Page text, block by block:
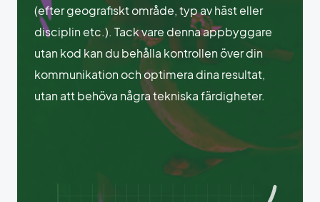
(efter geografiskt område, typ av häst eller
disciplin etc.). Tack vare denna appbyggare
utan kod kan du behålla kontrollen över din
kommunikation och optimera dina resultat,
utan att behöva några tekniska färdigheter.